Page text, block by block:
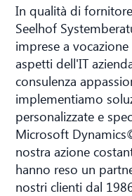
In qualità di
Seelhof
imprese a
aspetti dell'IT
consulenza
implementiamo
personalizzate e
Microsoft
nostra azione
hanno reso un
nostri clienti dal